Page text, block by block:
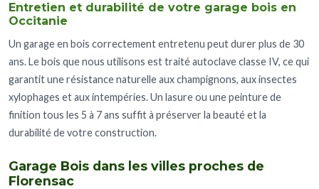
Entretien et durabilité de votre garage bois en
Occitanie
Un garage en bois correctement entretenu peut durer plus de 30
ans. Le bois que nous utilisons est traité autoclave classe IV, ce qui
garantit une résistance naturelle aux champignons, aux insectes
xylophages et aux intempéries. Un lasure ou une peinture de
finition tous les 5 à 7 ans suffit à préserver la beauté et la
durabilité de votre construction.
Garage Bois dans les villes proches de
Florensac